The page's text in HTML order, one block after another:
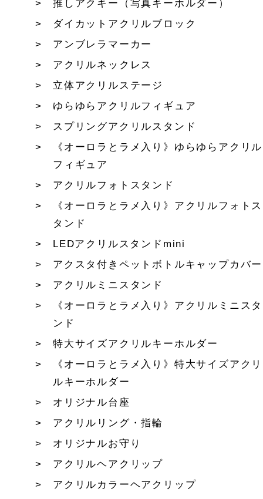
推しアクキー（写真キーホルダー）
ダイカットアクリルブロック
アンブレラマーカー
アクリルネックレス
立体アクリルステージ
ゆらゆらアクリルフィギュア
スプリングアクリルスタンド
《オーロラとラメ入り》ゆらゆらアクリル
フィギュア
アクリルフォトスタンド
《オーロラとラメ入り》アクリルフォトス
タンド
LEDアクリルスタンドmini
アクスタ付きペットボトルキャップカバー
アクリルミニスタンド
《オーロラとラメ入り》アクリルミニスタ
ンド
特大サイズアクリルキーホルダー
《オーロラとラメ入り》特大サイズアクリ
ルキーホルダー
オリジナル台座
アクリルリング・指輪
オリジナルお守り
アクリルヘアクリップ
アクリルカラーヘアクリップ